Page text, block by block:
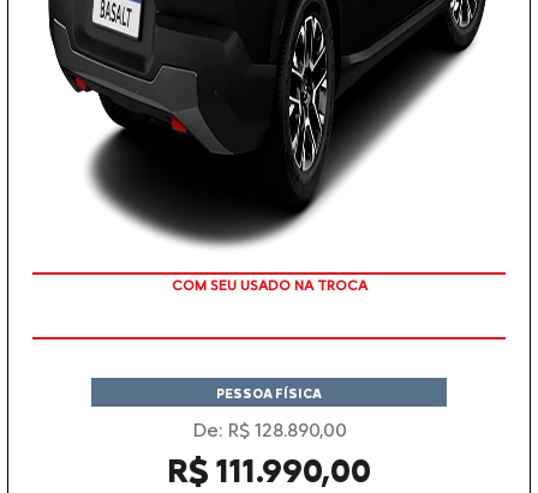
COM SEU USADO NA TROCA
PESSOA FÍSICA
De: R$ 128.890,00
R$ 111.990,00